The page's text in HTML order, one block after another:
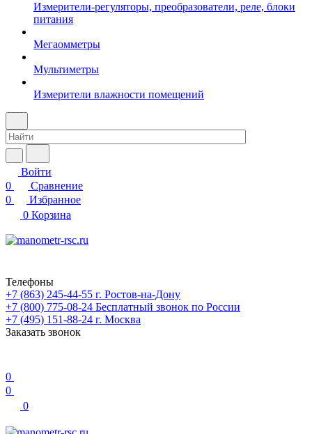
Измерители-регуляторы, преобразователи, реле, блоки
питания
Мегаомметры
Мультиметры
Измерители влажности помещений
Войти
0
Сравнение
0
Избранное
0 Корзина
Телефоны
+7 (863) 245-44-55 г. Ростов-на-Дону
+7 (800) 775-08-24 Бесплатный звонок по России
+7 (495) 151-88-24 г. Москва
Заказать звонок
0
0
0